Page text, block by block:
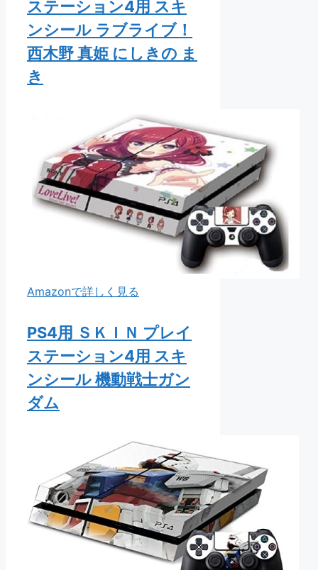
ステーション4用 スキ
ンシール ラブライブ！
西木野 真姫 にしきの ま
き
Amazonで詳しく見る
PS4用 ＳＫＩＮ プレイ
ステーション4用 スキ
ンシール 機動戦士ガン
ダム